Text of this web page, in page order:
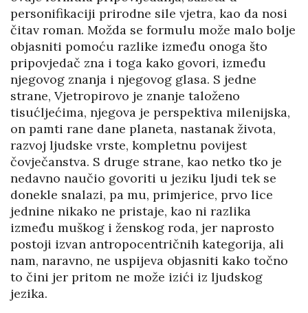
personifikaciji prirodne sile vjetra, kao da nosi
čitav roman. Možda se formulu može malo bolje
objasniti pomoću razlike između onoga što
pripovjedač zna i toga kako govori, između
njegovog znanja i njegovog glasa. S jedne
strane, Vjetropirovo je znanje taloženo
tisućljećima, njegova je perspektiva milenijska,
on pamti rane dane planeta, nastanak života,
razvoj ljudske vrste, kompletnu povijest
čovječanstva. S druge strane, kao netko tko je
nedavno naučio govoriti u jeziku ljudi tek se
donekle snalazi, pa mu, primjerice, prvo lice
jednine nikako ne pristaje, kao ni razlika
između muškog i ženskog roda, jer naprosto
postoji izvan antropocentričnih kategorija, ali
nam, naravno, ne uspijeva objasniti kako točno
to čini jer pritom ne može izići iz ljudskog
jezika.